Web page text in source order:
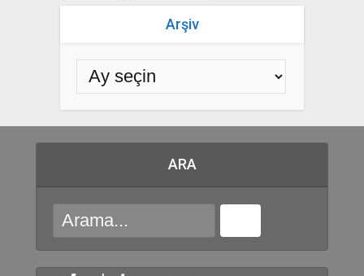
Arşiv
ARA